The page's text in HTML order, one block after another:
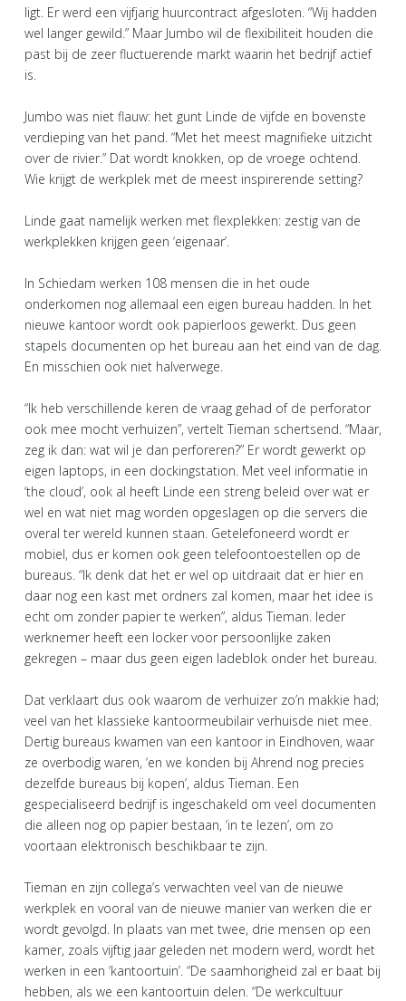
ligt. Er werd een vijfjarig huurcontract afgesloten. “Wij hadden
wel langer gewild.” Maar Jumbo wil de flexibiliteit houden die
past bij de zeer fluctuerende markt waarin het bedrijf actief
is.
Jumbo was niet flauw: het gunt Linde de vijfde en bovenste
verdieping van het pand. “Met het meest magnifieke uitzicht
over de rivier.” Dat wordt knokken, op de vroege ochtend.
Wie krijgt de werkplek met de meest inspirerende setting?
Linde gaat namelijk werken met flexplekken: zestig van de
werkplekken krijgen geen ‘eigenaar’.
In Schiedam werken 108 mensen die in het oude
onderkomen nog allemaal een eigen bureau hadden. In het
nieuwe kantoor wordt ook papierloos gewerkt. Dus geen
stapels documenten op het bureau aan het eind van de dag.
En misschien ook niet halverwege.
“Ik heb verschillende keren de vraag gehad of de perforator
ook mee mocht verhuizen”, vertelt Tieman schertsend. “Maar,
zeg ik dan: wat wil je dan perforeren?” Er wordt gewerkt op
eigen laptops, in een dockingstation. Met veel informatie in
‘the cloud’, ook al heeft Linde een streng beleid over wat er
wel en wat niet mag worden opgeslagen op die servers die
overal ter wereld kunnen staan. Getelefoneerd wordt er
mobiel, dus er komen ook geen telefoontoestellen op de
bureaus. “Ik denk dat het er wel op uitdraait dat er hier en
daar nog een kast met ordners zal komen, maar het idee is
echt om zonder papier te werken”, aldus Tieman. Ieder
werknemer heeft een locker voor persoonlijke zaken
gekregen – maar dus geen eigen ladeblok onder het bureau.
Dat verklaart dus ook waarom de verhuizer zo’n makkie had;
veel van het klassieke kantoormeubilair verhuisde niet mee.
Dertig bureaus kwamen van een kantoor in Eindhoven, waar
ze overbodig waren, ‘en we konden bij Ahrend nog precies
dezelfde bureaus bij kopen’, aldus Tieman. Een
gespecialiseerd bedrijf is ingeschakeld om veel documenten
die alleen nog op papier bestaan, ‘in te lezen’, om zo
voortaan elektronisch beschikbaar te zijn.
Tieman en zijn collega’s verwachten veel van de nieuwe
werkplek en vooral van de nieuwe manier van werken die er
wordt gevolgd. In plaats van met twee, drie mensen op een
kamer, zoals vijftig jaar geleden net modern werd, wordt het
werken in een ‘kantoortuin’. “De saamhorigheid zal er baat bij
hebben, als we een kantoortuin delen. “De werkcultuur